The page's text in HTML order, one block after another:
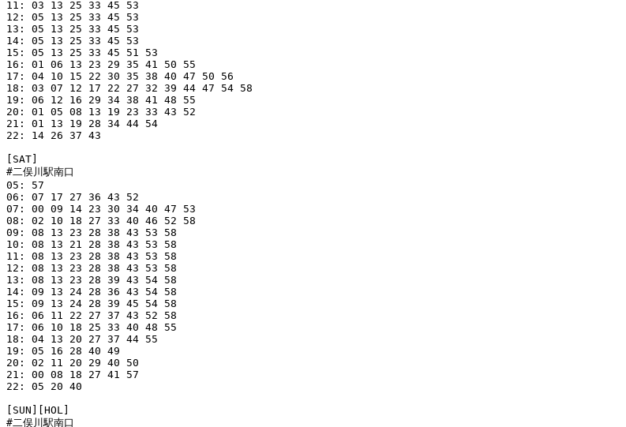
11: 03 13 25 33 45 53
12: 05 13 25 33 45 53
13: 05 13 25 33 45 53
14: 05 13 25 33 45 53
15: 05 13 25 33 45 51 53
16: 01 06 13 23 29 35 41 50 55
17: 04 10 15 22 30 35 38 40 47 50 56
18: 03 07 12 17 22 27 32 39 44 47 54 58
19: 06 12 16 29 34 38 41 48 55
20: 01 05 08 13 19 23 33 43 52
21: 01 13 19 28 34 44 54
22: 14 26 37 43
[SAT]
#二俣川駅南口
05: 57
06: 07 17 27 36 43 52
07: 00 09 14 23 30 34 40 47 53
08: 02 10 18 27 33 40 46 52 58
09: 08 13 23 28 38 43 53 58
10: 08 13 21 28 38 43 53 58
11: 08 13 23 28 38 43 53 58
12: 08 13 23 28 38 43 53 58
13: 08 13 23 28 39 43 54 58
14: 09 13 24 28 36 43 54 58
15: 09 13 24 28 39 45 54 58
16: 06 11 22 27 37 43 52 58
17: 06 10 18 25 33 40 48 55
18: 04 13 20 27 37 44 55
19: 05 16 28 40 49
20: 02 11 20 29 40 50
21: 00 08 18 27 41 57
22: 05 20 40
[SUN][HOL]
#二俣川駅南口